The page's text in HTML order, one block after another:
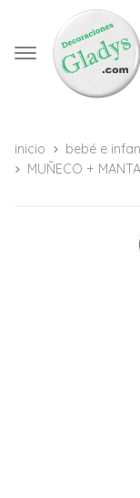
inicio bebé e
MUÑECO +